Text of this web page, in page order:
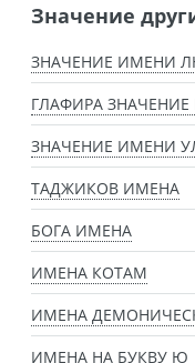
Значение
ЗНАЧЕНИЕ ИМЕНИ
ГЛАФИРА
ЗНАЧЕНИЕ ИМЕНИ
ТАДЖИКОВ ИМЕНА
БОГА ИМЕНА
ИМЕНА КОТАМ
ИМЕНА
ИМЕНА НА БУКВУ Ю